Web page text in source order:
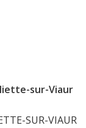
sur-Viaur
SUR-VIAUR